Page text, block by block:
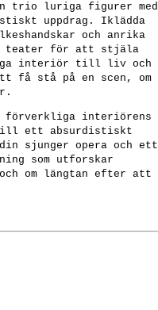
trio luriga figurer med
uppdrag. Iklädda
och anrika
teater för att stjäla
interiör till liv och
få stå på en scen, om
interiörens
till ett absurdistiskt
sjunger opera och ett
som utforskar
och om längtan efter att